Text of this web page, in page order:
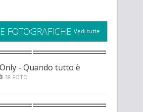
FOTOGRAFICHE Vedi tutte
- Quando tutto è
38 FOTO